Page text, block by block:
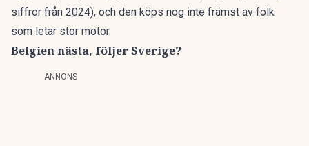
siffror från 2024), och den köps nog inte främst av folk
som letar stor motor.
Belgien nästa, följer Sverige?
ANNONS